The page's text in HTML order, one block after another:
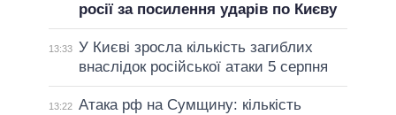
росії за посилення ударів по Києву
13:33 У Києві зросла кількість загиблих
внаслідок російської атаки 5 серпня
13:22 Атака рф на Сумщину: кількість